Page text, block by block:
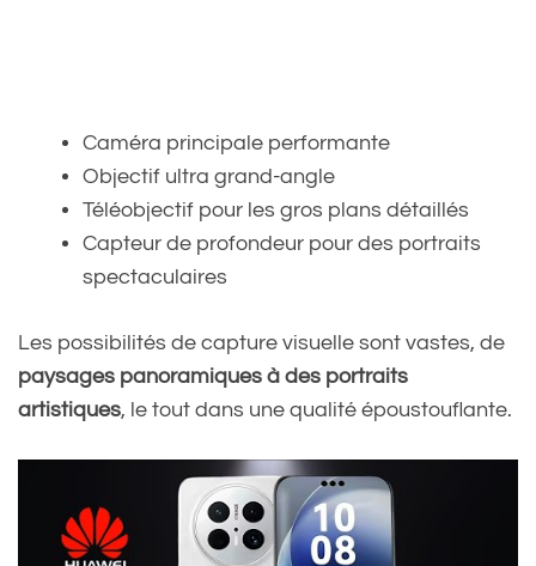
Caméra principale performante
Objectif ultra grand-angle
Téléobjectif pour les gros plans détaillés
Capteur de profondeur pour des portraits
spectaculaires
Les possibilités de capture visuelle sont vastes, de
paysages panoramiques à des portraits
artistiques, le tout dans une qualité époustouflante.